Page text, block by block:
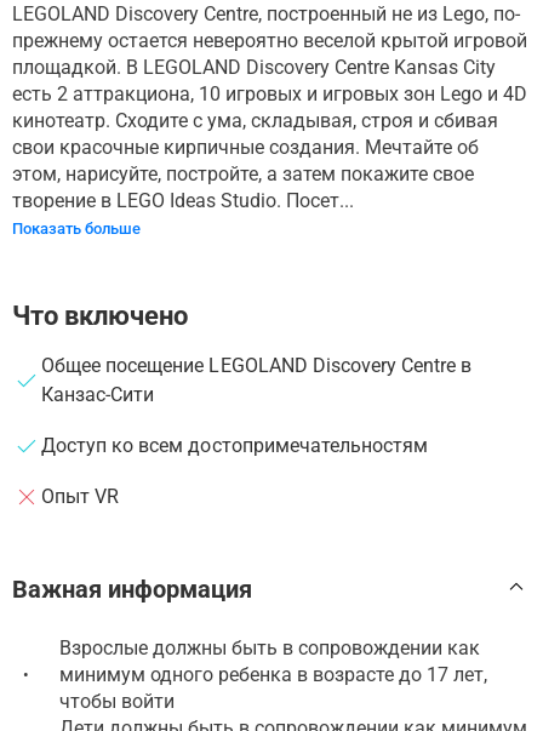
LEGOLAND Discovery Centre, построенный не из Lego, по-
прежнему остается невероятно веселой крытой игровой
площадкой. В LEGOLAND Discovery Centre Kansas City
есть 2 аттракциона, 10 игровых и игровых зон Lego и 4D
кинотеатр. Сходите с ума, складывая, строя и сбивая
свои красочные кирпичные создания. Мечтайте об
этом, нарисуйте, постройте, а затем покажите свое
творение в LEGO Ideas Studio. Посет...
Показать больше
Что включено
Общее посещение LEGOLAND Discovery Centre в
Канзас-Сити
Доступ ко всем достопримечательностям
Опыт VR
Важная информация
•
Взрослые должны быть в сопровождении как
минимум одного ребенка в возрасте до 17 лет,
чтобы войти